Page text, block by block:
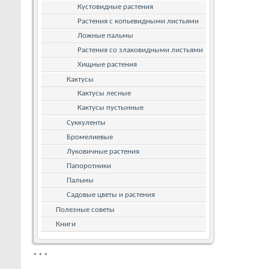
Кустовидные растения
Растения с копьевидными листьями
Ложные пальмы
Растения со злаковидными листьями
Хищные растения
Кактусы
Кактусы лесные
Кактусы пустынные
Суккуленты
Бромелиевые
Луковичные растения
Папоротники
Пальмы
Садовые цветы и растения
Полезные советы
Книги
* * *